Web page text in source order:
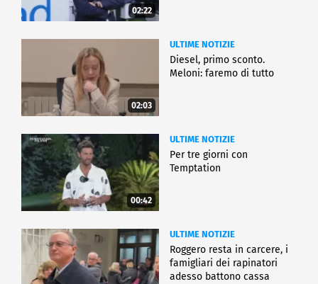
02:22
02:03
ULTIME NOTIZIE
Diesel, primo sconto.
Meloni: faremo di tutto
00:42
ULTIME NOTIZIE
Per tre giorni con
Temptation
ULTIME NOTIZIE
Roggero resta in carcere, i
famigliari dei rapinatori
adesso battono cassa